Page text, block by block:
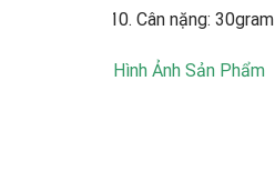
Cân nặng: 30gram
Hình Ảnh Sản Phẩm